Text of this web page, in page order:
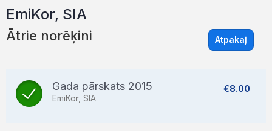
EmiKor, SIA
Ātrie norēķini Atpakaļ
Gada pārskats 2015
EmiKor, SIA
€8.00